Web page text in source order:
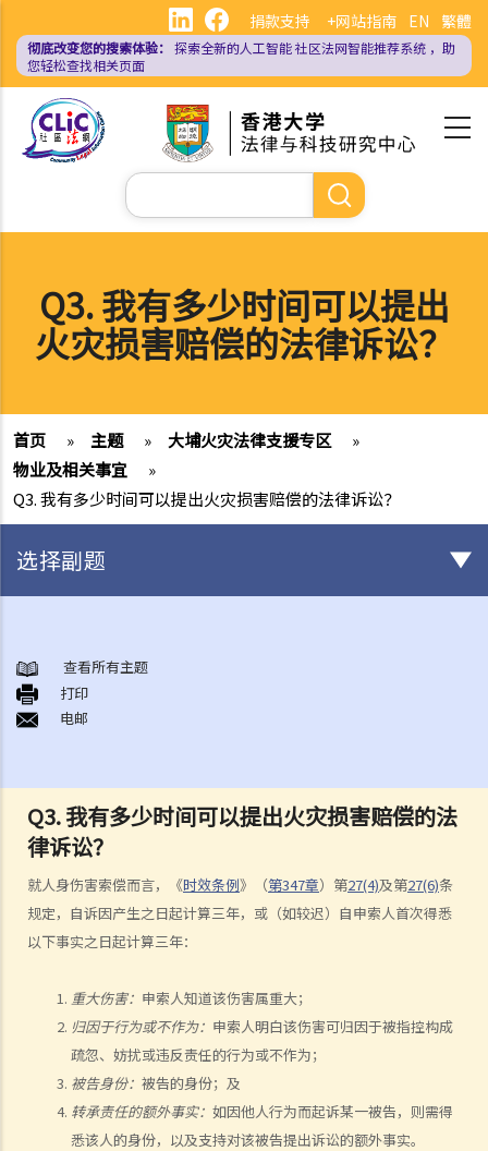
主
EN 繁體
捐款支持 +网站指南
彻底改变您的搜索体验： 探索全新的人工智能社区法网智能推荐系统 ，助
您轻松查找相关页面
搜
索
Q3. 我有多少时间可以提出
火灾损害赔偿的法律诉讼？
首页 » 主题 » 大埔火灾法律支援专区
»
物业及相关事宜
»
Q3. 我有多少时间可以提出火灾损害赔偿的法律诉讼？
Q3. 我有多少时间可以提出火灾损害赔偿的法
律诉讼？
就人身伤害索偿而言，《时效条例》（第347章）第27(4)及第27(6)条
规定，自诉因产生之日起计算三年，或（如较迟）自申索人首次得悉
以下事实之日起计算三年：
重大伤害： 申索人知道该伤害属重大；
归因于行为或不作为： 申索人明白该伤害可归因于被指控构成
疏忽、妨扰或违反责任的行为或不作为；
被告身份： 被告的身份；及
转承责任的额外事实： 如因他人行为而起诉某一被告，则需得
悉该人的身份，以及支持对该被告提出诉讼的额外事实。
选择副题
A. 火葬
B. 骨灰安置所（灵灰安置所）
C. 土葬
E. 骨灰撒海
F. 遗体／骨殖／骨灰出入香港
人身伤亡
伤者本人
何谓「人身伤害」？
我受伤后，何时可提出申索？
人身伤害诉讼所涉的法律程序
1. 申索信（原告人）及建设性的答复（被告人）
2. 传讯令状
3. 申索陈述书
4. 损害赔偿陈述书
查看所有主题
打印
电邮